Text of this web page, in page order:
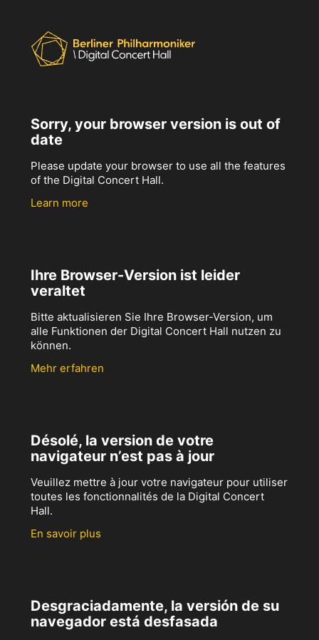
Sorry, your browser version is out of
date
Please update your browser to use all the features
of the Digital Concert Hall.
Learn more
Ihre Browser-Version ist leider
veraltet
Bitte aktualisieren Sie Ihre Browser-Version, um
alle Funktionen der Digital Concert Hall nutzen zu
können.
Mehr erfahren
Désolé, la version de votre
navigateur n’est pas à jour
Veuillez mettre à jour votre navigateur pour utiliser
toutes les fonctionnalités de la Digital Concert
Hall.
En savoir plus
Desgraciadamente, la versión de su
navegador está desfasada